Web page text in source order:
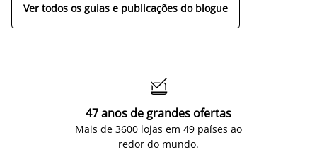
Ver todos os guias e publicações do blogue

47 anos de grandes ofertas
Mais de 3600 lojas em 49 países ao
redor do mundo.